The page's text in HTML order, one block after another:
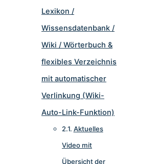
Lexikon /
Wissensdatenbank /
Wiki / Wörterbuch &
flexibles Verzeichnis
mit automatischer
Verlinkung (Wiki-
Auto-Link-Funktion)
Aktuelles
Video mit
Übersicht der